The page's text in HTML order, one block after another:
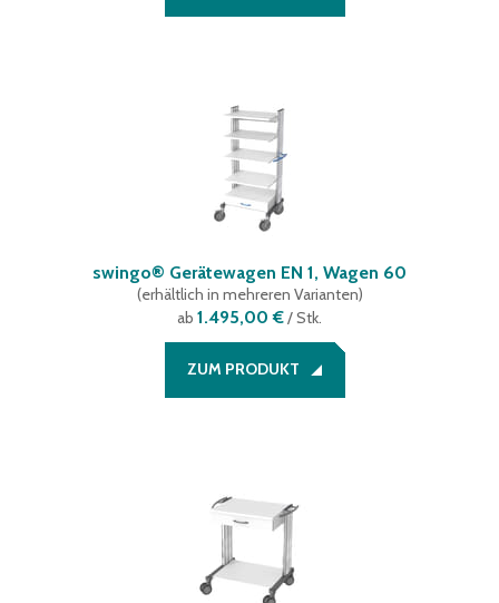
swingo® Gerätewagen EN 1, Wagen 60
(erhältlich in mehreren Varianten)
ab 1.495,00 €/ Stk.
ZUM PRODUKT